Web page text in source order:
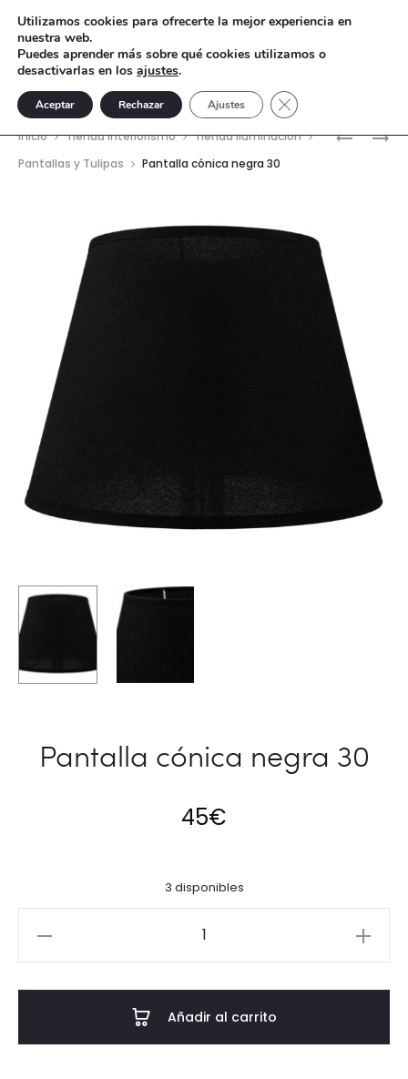
LÁMPARA
Inicio Tienda interiorismo
Tienda Iluminación
Pantallas y Tulipas
Pantalla cónica negra 30
Pantalla cónica negra 30
45€
3 disponibles
Añadir al carrito
Utilizamos cookies para ofrecerte la mejor experiencia en
nuestra web.
Puedes aprender más sobre qué cookies utilizamos o
desactivarlas en los ajustes.
Aceptar Rechazar Ajustes Cerrar el banner de